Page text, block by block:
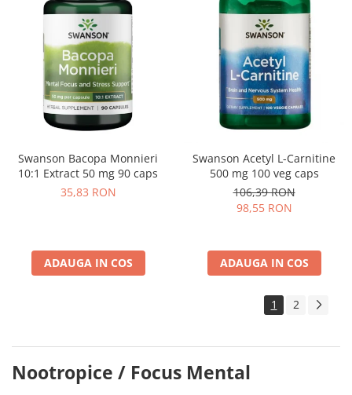
Swanson Bacopa Monnieri
10:1 Extract 50 mg 90 caps
35,83 RON
ADAUGA IN COS
Swanson Acetyl L-Carnitine
500 mg 100 veg caps
106,39 RON
98,55 RON
ADAUGA IN COS
1 2
Nootropice / Focus Mental